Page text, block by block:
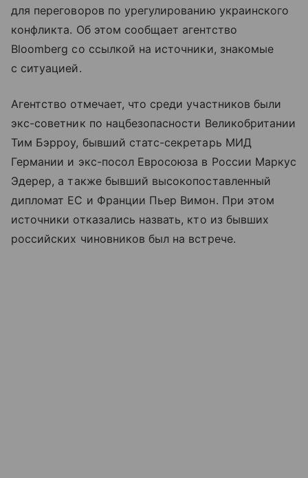
для переговоров по урегулированию украинского
конфликта. Об этом сообщает агентство
Bloomberg со ссылкой на источники, знакомые
с ситуацией.
Агентство отмечает, что среди участников были
экс-советник по нацбезопасности Великобритании
Тим Бэрроу, бывший статс-секретарь МИД
Германии и экс-посол Евросоюза в России Маркус
Эдерер, а также бывший высокопоставленный
дипломат ЕС и Франции Пьер Вимон. При этом
источники отказались назвать, кто из бывших
российских чиновников был на встрече.